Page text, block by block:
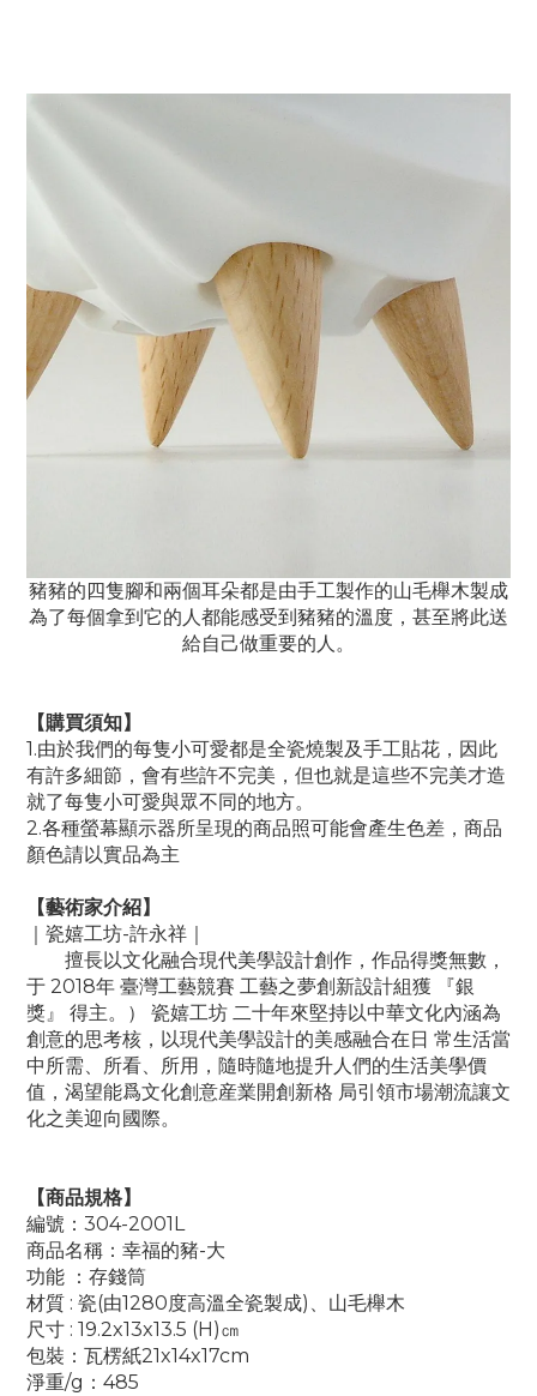
豬豬的四隻腳和兩個耳朵都是由手工製作的山毛櫸木製成
為了每個拿到它的人都能感受到豬豬的溫度，甚至將此送
給自己做重要的人。
【購買須知】
1.由於我們的每隻小可愛都是全瓷燒製及手工貼花，因此
有許多細節，會有些許不完美，但也就是這些不完美才造
就了每隻小可愛與眾不同的地方。
2.各種螢幕顯示器所呈現的商品照可能會產生色差，商品
顏色請以實品為主
【藝術家介紹】
｜瓷嬉工坊-許永祥｜
擅長以文化融合現代美學設計創作，作品得獎無數，
于 2018年 臺灣工藝競賽 工藝之夢創新設計組獲 『銀
獎』 得主。） 瓷嬉工坊 二十年來堅持以中華文化內涵為
創意的思考核，以現代美學設計的美感融合在日 常生活當
中所需、所看、所用，隨時隨地提升人們的生活美學價
值，渴望能爲文化創意産業開創新格 局引領市場潮流讓文
化之美迎向國際。
【商品規格】
編號：304-2001L
商品名稱：幸福的豬-大
功能 ：存錢筒
材質 : 瓷(由1280度高溫全瓷製成)、山毛櫸木
尺寸 : 19.2x13x13.5 (H)㎝
包裝：瓦楞紙21x14x17cm
淨重/g：485